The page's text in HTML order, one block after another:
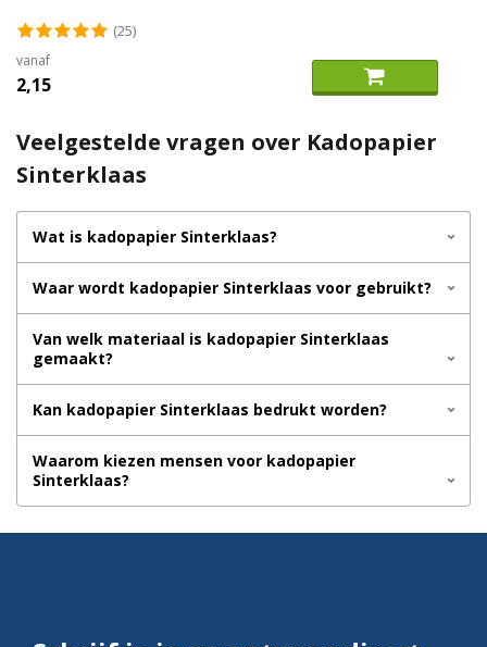
(25)
vanaf
2,15
Veelgestelde vragen over Kadopapier
Sinterklaas
Wat is kadopapier Sinterklaas?
Waar wordt kadopapier Sinterklaas voor gebruikt?
Van welk materiaal is kadopapier Sinterklaas
gemaakt?
Kan kadopapier Sinterklaas bedrukt worden?
Waarom kiezen mensen voor kadopapier
Sinterklaas?